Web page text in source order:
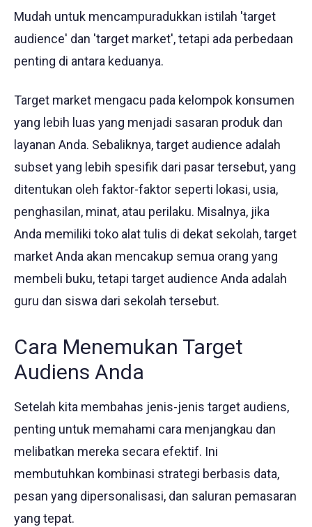
Mudah untuk mencampuradukkan istilah 'target
audience' dan 'target market', tetapi ada perbedaan
penting di antara keduanya.
Target market mengacu pada kelompok konsumen
yang lebih luas yang menjadi sasaran produk dan
layanan Anda. Sebaliknya, target audience adalah
subset yang lebih spesifik dari pasar tersebut, yang
ditentukan oleh faktor-faktor seperti lokasi, usia,
penghasilan, minat, atau perilaku. Misalnya, jika
Anda memiliki toko alat tulis di dekat sekolah, target
market Anda akan mencakup semua orang yang
membeli buku, tetapi target audience Anda adalah
guru dan siswa dari sekolah tersebut.
Cara Menemukan Target
Audiens Anda
Setelah kita membahas jenis-jenis target audiens,
penting untuk memahami cara menjangkau dan
melibatkan mereka secara efektif. Ini
membutuhkan kombinasi strategi berbasis data,
pesan yang dipersonalisasi, dan saluran pemasaran
yang tepat.